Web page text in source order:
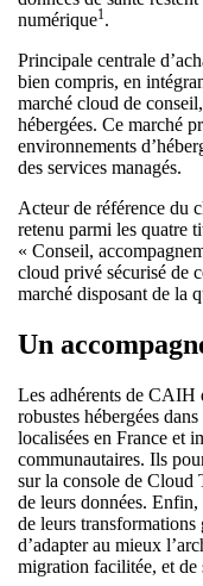
numérique1.
Principale centrale
bien compris, en
marché cloud de
hébergées. Ce marché
environnements
des services managés.
Acteur de référence du
retenu parmi les quatre
« Conseil,
cloud privé sécurisé de
marché disposant de la
Un
Les adhérents de CAIH
robustes hébergées
localisées en France et
communautaires. Ils
sur la console de Cloud
de leurs données.
de leurs transformations
d’adapter au mieux
migration facilitée, et de